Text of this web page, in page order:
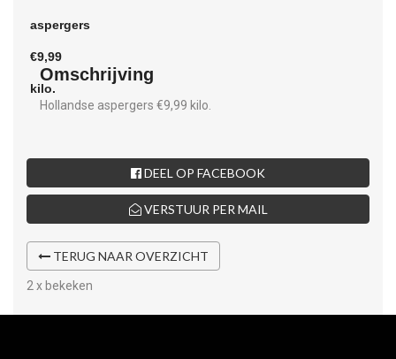
Omschrijving
Hollandse aspergers €9,99 kilo.
DEEL OP FACEBOOK
VERSTUUR PER MAIL
TERUG NAAR OVERZICHT
2 x bekeken